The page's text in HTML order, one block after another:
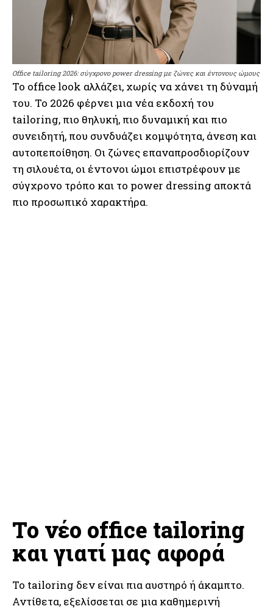
Office tailoring 2026: σύγχρονο power dressing με ζώνες και έντονους ώμους
Το office look αλλάζει, χωρίς να χάνει τη δύναμή
του. Το 2026 φέρνει μια νέα εκδοχή του
tailoring, πιο θηλυκή, πιο δυναμική και πιο
συνειδητή, που συνδυάζει κομψότητα, άνεση και
αυτοπεποίθηση. Οι ζώνες επαναπροσδιορίζουν
τη σιλουέτα, οι έντονοι ώμοι επιστρέφουν με
σύγχρονο τρόπο και το power dressing αποκτά
πιο προσωπικό χαρακτήρα.
Το νέο office tailoring
και γιατί μας αφορά
Το tailoring δεν είναι πια αυστηρό ή άκαμπτο.
Αντίθετα, εξελίσσεται σε μια καθημερινή